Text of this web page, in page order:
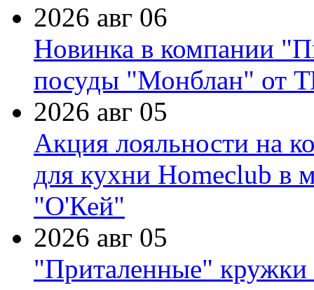
2026 авг 06
Новинка в компании
посуды "Монблан" от
2026 авг 05
Акция лояльности на
для кухни Homeclub в
"О'Кей"
2026 авг 05
"Приталенные" кружки